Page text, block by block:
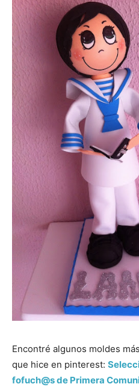
Encontré algunos moldes
que hice en pinterest:
fofuch@s de Primera